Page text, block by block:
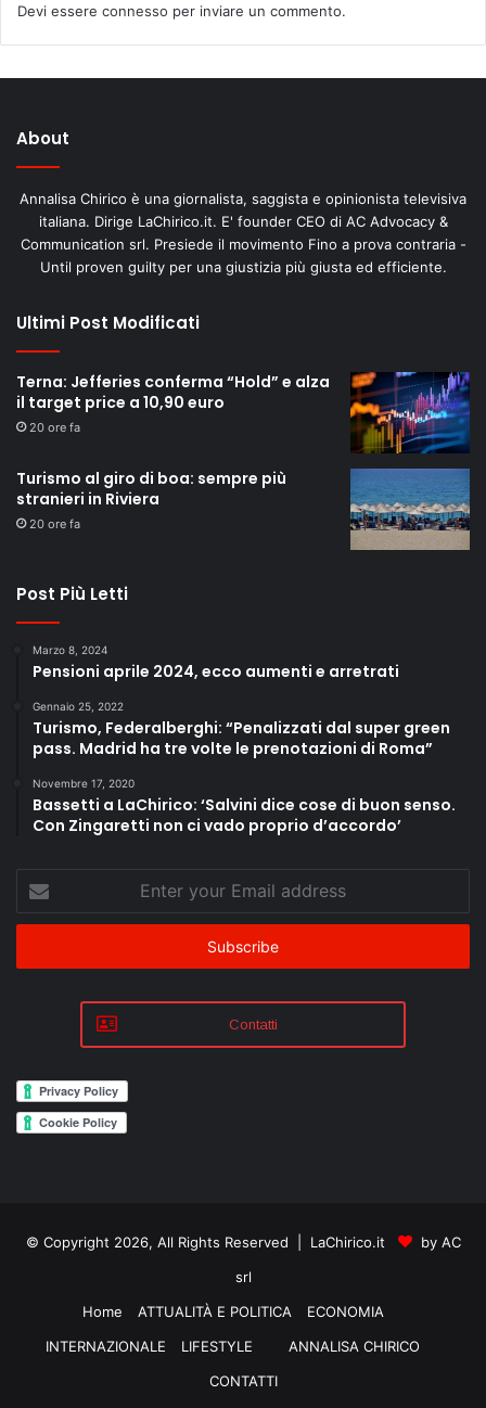
Devi essere connesso per inviare un commento.
About
Annalisa Chirico è una giornalista, saggista e opinionista televisiva
italiana. Dirige LaChirico.it. E' founder CEO di AC Advocacy &
Communication srl. Presiede il movimento Fino a prova contraria -
Until proven guilty per una giustizia più giusta ed efficiente.
Ultimi Post Modificati
Terna: Jefferies conferma “Hold” e alza
il target price a 10,90 euro
20 ore fa
Turismo al giro di boa: sempre più
stranieri in Riviera
20 ore fa
Post Più Letti
Marzo 8, 2024
Pensioni aprile 2024, ecco aumenti e arretrati
Gennaio 25, 2022
Turismo, Federalberghi: “Penalizzati dal super green
pass. Madrid ha tre volte le prenotazioni di Roma”
Novembre 17, 2020
Bassetti a LaChirico: ‘Salvini dice cose di buon senso.
Con Zingaretti non ci vado proprio d’accordo’
your
Email
Contatti
© Copyright 2026, All Rights Reserved | LaChirico.it
by AC
srl
Home
ATTUALITÀ E POLITICA
ECONOMIA
INTERNAZIONALE
LIFESTYLE
ANNALISA CHIRICO
CONTATTI